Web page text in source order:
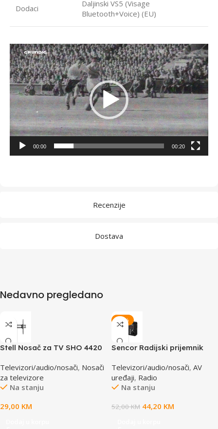
Recenzije
Dostava
Dodaci
Daljinski VS5 (Visage
Bluetooth+Voice) (EU)
Video
Player
00:00 00:20
Nedavno pregledano
Stell Nosač za TV SHO 4420
Televizori/audio/nosači, Nosači
za televizore
Na stanju
29,00 KM
-15%
Sencor Radijski prijemnik
Televizori/audio/nosači, AV
uređaji, Radio
Na stanju
52,00KM 44,20 KM